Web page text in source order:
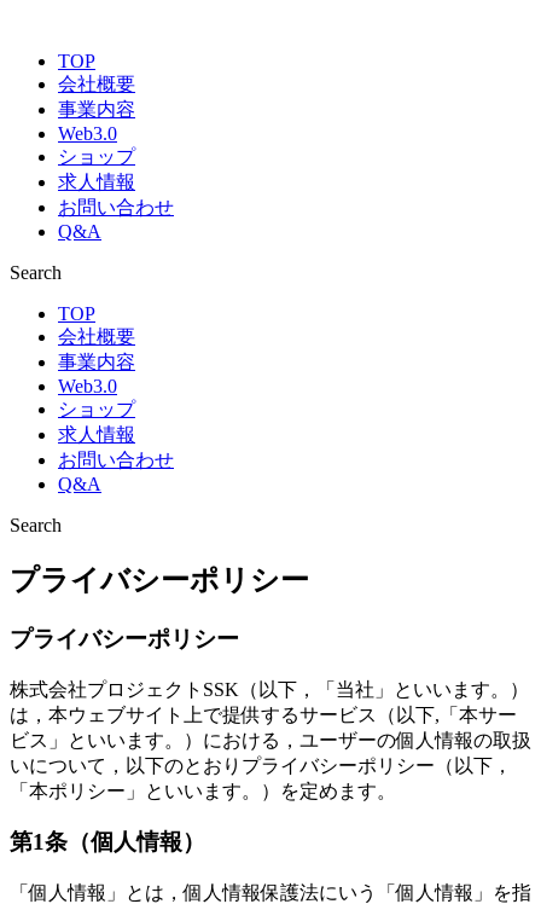
TOP
会社概要
事業内容
Web3.0
ショップ
求人情報
お問い合わせ
Q&A
Search
TOP
会社概要
事業内容
Web3.0
ショップ
求人情報
お問い合わせ
Q&A
Search
プライバシーポリシー
プライバシーポリシー
株式会社プロジェクトSSK（以下，「当社」といいます。）
は，本ウェブサイト上で提供するサービス（以下,「本サー
ビス」といいます。）における，ユーザーの個人情報の取扱
いについて，以下のとおりプライバシーポリシー（以下，
「本ポリシー」といいます。）を定めます。
第1条（個人情報）
「個人情報」とは，個人情報保護法にいう「個人情報」を指